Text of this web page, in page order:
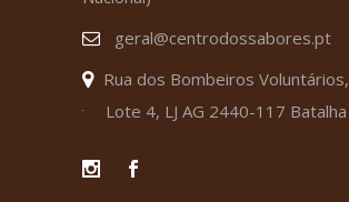
geral@centrodossabores.pt
Rua dos Bombeiros Voluntários,
Lote 4, LJ AG 2440-117 Batalha